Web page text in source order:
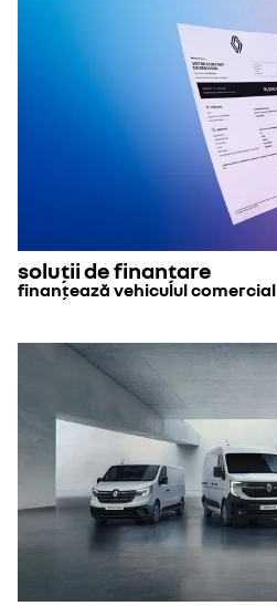
soluții de finanțare
finanțează vehiculul comercial